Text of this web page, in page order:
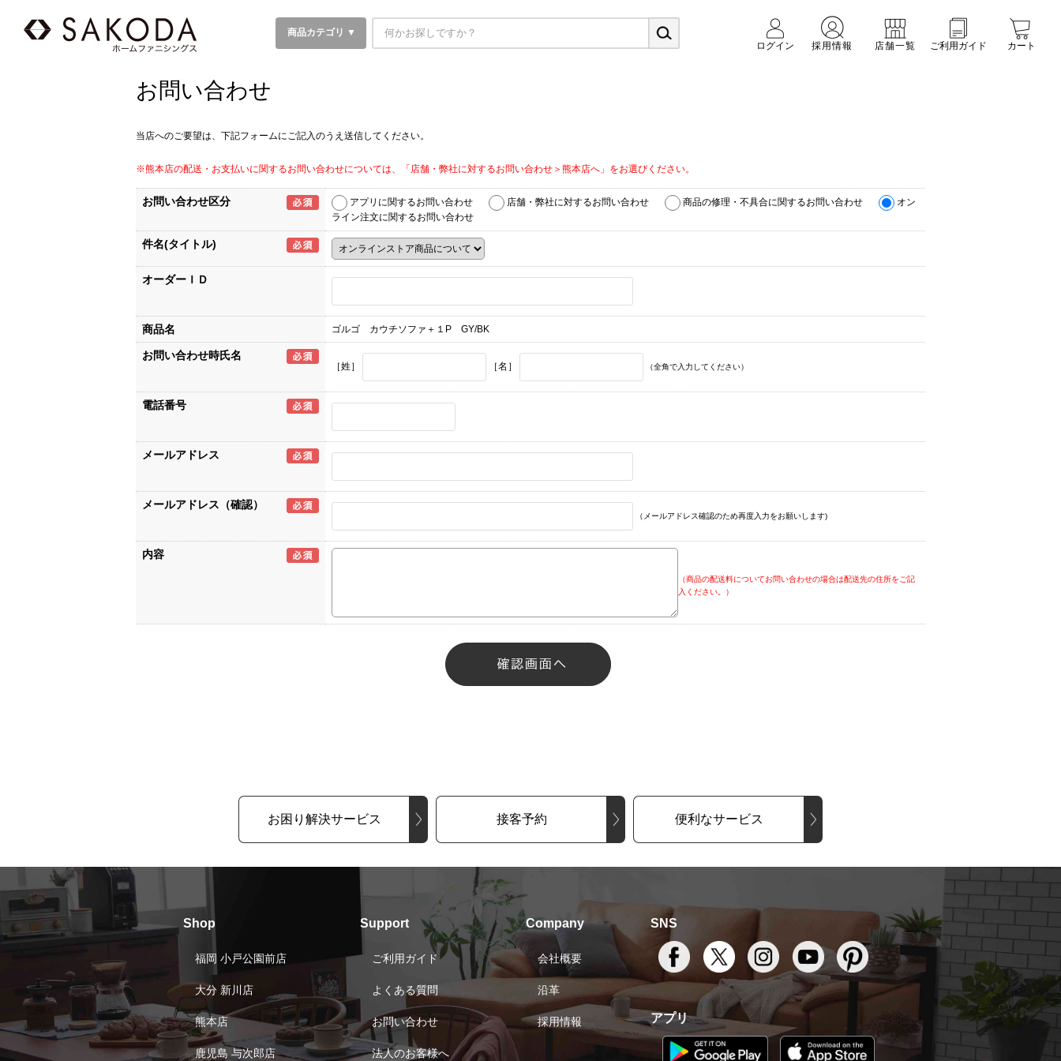
商品カテゴリ ▼
ログイン
採用情報 店舗一覧 ご利用ガイド カート
お問い合わせ
当店へのご要望は、下記フォームにご記入のうえ送信してください。
※熊本店の配送・お支払いに関するお問い合わせについては、「店舗・弊社に対するお問い合わせ＞熊本店へ」をお選びください。
お問い合わせ区分 アプリに関するお問い合わせ 店舗・弊社に対するお問い合わせ 商品の修理・不具合に関するお問い合わせ
オン
ライン注文に関するお問い合わせ
件名(タイトル)
オーダーＩＤ
商品名 ゴルゴ カウチソファ＋１P GY/BK
お問い合わせ時氏名
［姓］ ［名］ （全角で入力してください）
電話番号
メールアドレス
メールアドレス（確認）
（メールアドレス確認のため再度入力をお願いします)
内容
（商品の配送料についてお問い合わせの場合は配送先の住所をご記
入ください。）
お困り解決サービス 接客予約 便利なサービス
Shop
福岡 小戸公園前店
大分 新川店
熊本店
鹿児島 与次郎店
Support
ご利用ガイド
よくある質問
お問い合わせ
法人のお客様へ
Company
会社概要
沿革
採用情報
SNS
アプリ